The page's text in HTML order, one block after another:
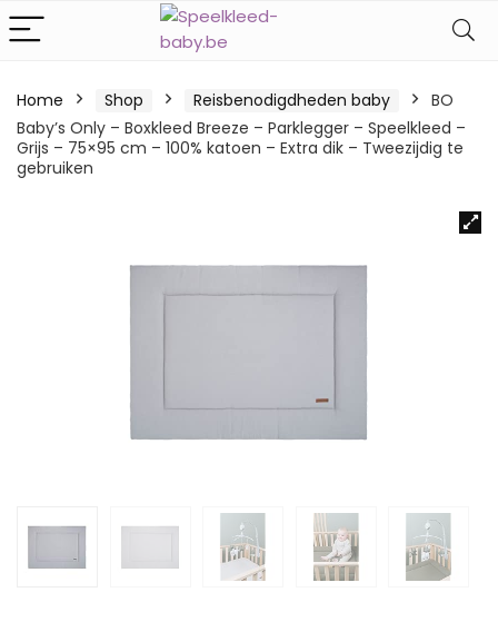
Home Shop Reisbenodigdheden baby
BO
Baby’s Only – Boxkleed Breeze – Parklegger – Speelkleed –
Grijs – 75×95 cm – 100% katoen – Extra dik – Tweezijdig te
gebruiken